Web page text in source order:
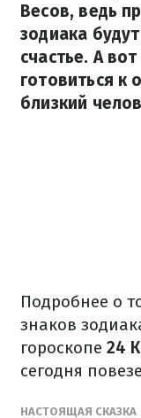
Весов, ведь
зодиака
счастье. А
готовиться к
близкий
Подробнее о
знаков
гороскопе 24
сегодня
НАСТОЯЩАЯ СКАЗКА